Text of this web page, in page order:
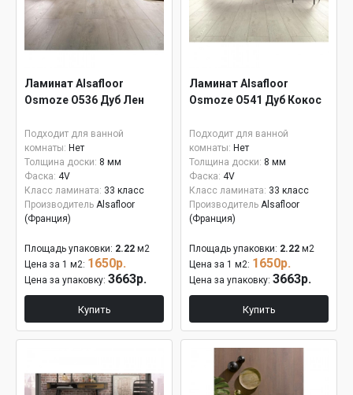
Ламинат Alsafloor
Osmoze O536 Дуб Лен
Подходит для ванной
комнаты: Нет
Толщина доски: 8 мм
Фаска: 4V
Класс ламината: 33 класс
Производитель Alsafloor
(Франция)
Площадь упаковки: 2.22 м2
Цена за 1 м2: 1650р.
Цена за упаковку: 3663р.
Купить
Ламинат Alsafloor
Osmoze O541 Дуб Кокос
Подходит для ванной
комнаты: Нет
Толщина доски: 8 мм
Фаска: 4V
Класс ламината: 33 класс
Производитель Alsafloor
(Франция)
Площадь упаковки: 2.22 м2
Цена за 1 м2: 1650р.
Цена за упаковку: 3663р.
Купить